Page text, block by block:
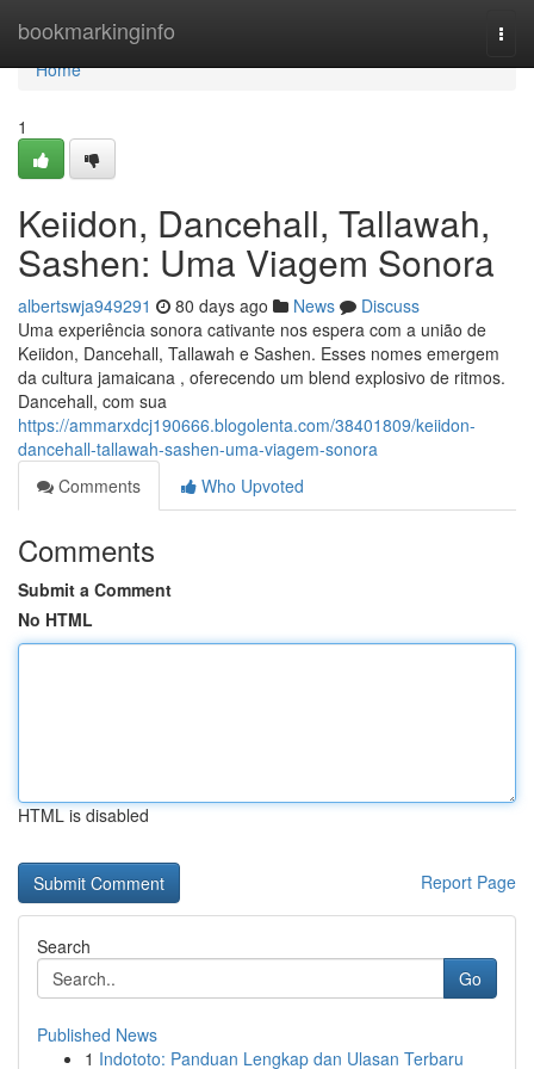
bookmarkinginfo
Home
Home
1
Keiidon, Dancehall, Tallawah,
Sashen: Uma Viagem Sonora
albertswja949291 80 days ago News
Discuss
Uma experiência sonora cativante nos espera com a união de
Keiidon, Dancehall, Tallawah e Sashen. Esses nomes emergem
da cultura jamaicana , oferecendo um blend explosivo de ritmos.
Dancehall, com sua
https://ammarxdcj190666.blogolenta.com/38401809/keiidon-
dancehall-tallawah-sashen-uma-viagem-sonora
Comments
Who Upvoted
Comments
Submit a Comment
No HTML
HTML is disabled
Report Page
Search
Go
Published News
1 Indototo: Panduan Lengkap dan Ulasan Terbaru